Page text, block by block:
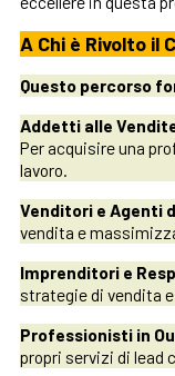
A Chi è Rivolto il
Questo percorso
Addetti alle
Per acquisire una
lavoro.
Venditori e Agenti
vendita e
Imprenditori e
strategie di vendita
Professionisti in
propri servizi di lead